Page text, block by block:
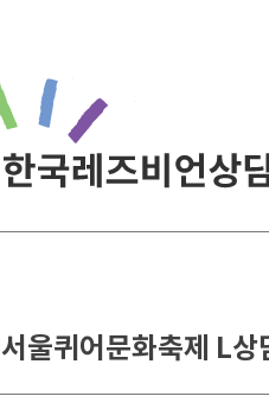
울퀴어문화축제 L상